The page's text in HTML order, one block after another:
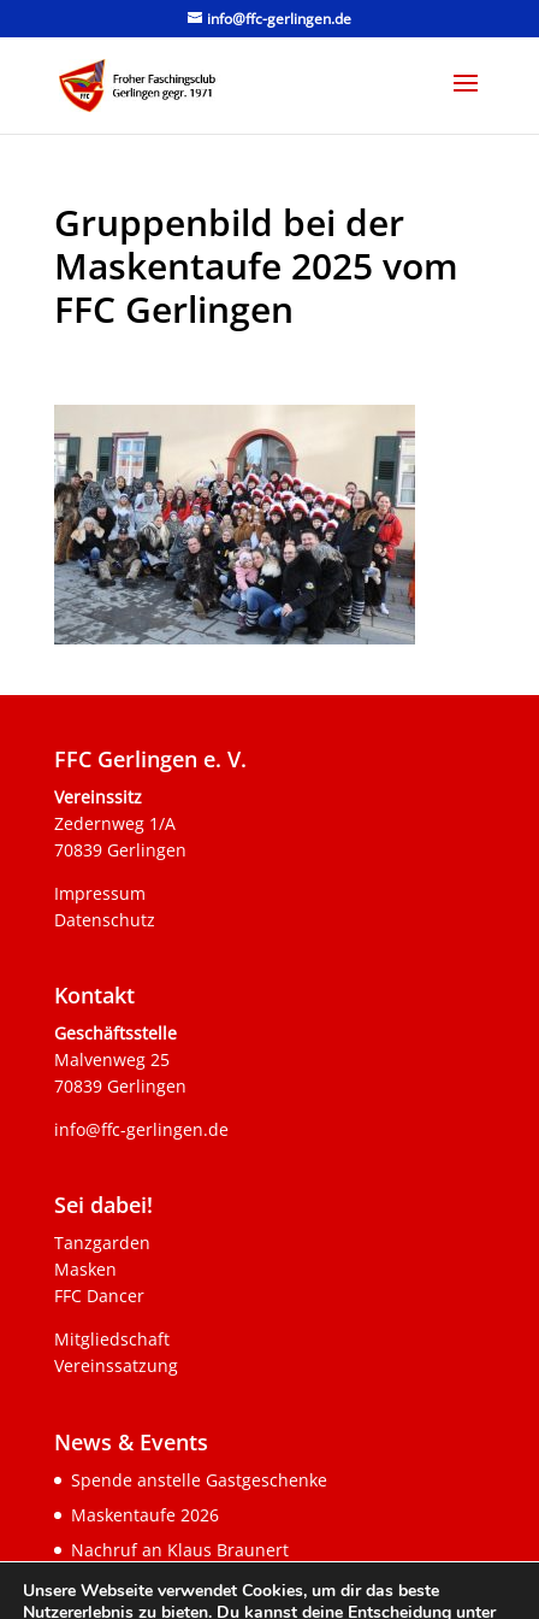
info@ffc-gerlingen.de
Gruppenbild bei der
Maskentaufe 2025 vom
FFC Gerlingen
FFC Gerlingen e. V.
Vereinssitz
Zedernweg 1/A
70839 Gerlingen
Impressum
Datenschutz
Kontakt
Geschäftsstelle
Malvenweg 25
70839 Gerlingen
info@ffc-gerlingen.de
Sei dabei!
Tanzgarden
Masken
FFC Dancer
Mitgliedschaft
Vereinssatzung
News & Events
Spende anstelle Gastgeschenke
Maskentaufe 2026
Nachruf an Klaus Braunert
Unsere Webseite verwendet Cookies, um dir das beste
Nutzererlebnis zu bieten. Du kannst deine Entscheidung unter